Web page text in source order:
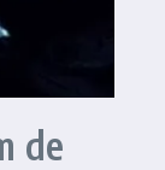
de